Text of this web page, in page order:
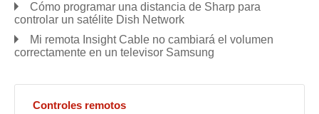
Cómo programar una distancia de Sharp para
controlar un satélite Dish Network
Mi remota Insight Cable no cambiará el volumen
correctamente en un televisor Samsung
Controles remotos